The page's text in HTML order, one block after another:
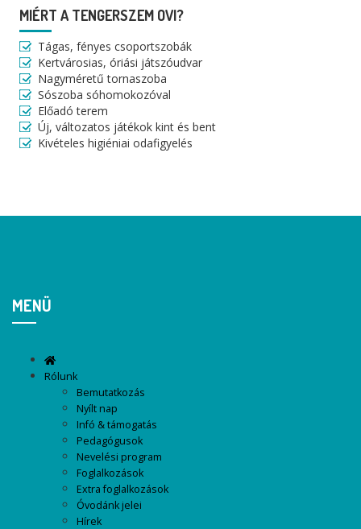
MIÉRT A TENGERSZEM OVI?
Tágas, fényes csoportszobák
Kertvárosias, óriási játszóudvar
Nagyméretű tornaszoba
Sószoba sóhomokozóval
Előadó terem
Új, változatos játékok kint és bent
Kivételes higiéniai odafigyelés
MENÜ
Rólunk
Bemutatkozás
Nyílt nap
Infó & támogatás
Pedagógusok
Nevelési program
Foglalkozások
Extra foglalkozások
Óvodánk jelei
Hírek